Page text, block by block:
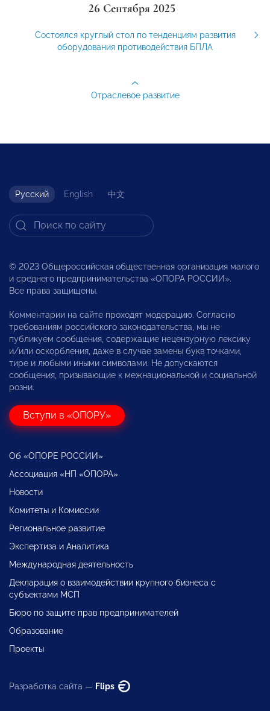
26 Сентября 2025
Состоялся круглый стол по тенденциям развития
оборудования противодействия БПЛА
Отраслевое развитие
Русский English 中文
© 2023 Общероссийская общественная организация малого
и среднего предпринимательства «ОПОРА РОССИИ».
Все права защищены.
Комментарии на сайте проходят модерацию. Согласно
требованиям российского законодательства, мы не
публикуем сообщения, содержащие нецензурную лексику
и/или оскорбления, даже в случае замены букв точками,
тире и любыми иными символами. Не допускаются
сообщения, призывающие к межнациональной и социальной
розни.
Вступи в «ОПОРУ»
Об «ОПОРЕ РОССИИ»
Ассоциация «НП «ОПОРА»
Новости
Комитеты и Комиссии
Региональное развитие
Экспертиза и Аналитика
Международная деятельность
Декларация о взаимодействии крупного бизнеса с
субъектами МСП
Бюро по защите прав предпринимателей
Образование
Проекты
Разработка сайта — Flips